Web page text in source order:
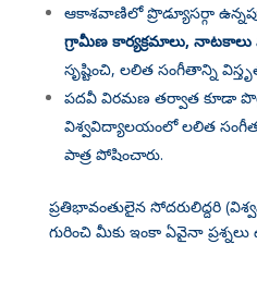
ఆకాశవాణిలో ప్రొడ్యూసర్గా
గ్రామీణ కార్యక్రమాలు, నాటకాలు
సృష్టించి, లలిత సంగీతాన్ని
పదవీ విరమణ తర్వాత కూడా
విశ్వవిద్యాలయంలో లలిత
పాత్ర పోషించారు.
ప్రతిభావంతులైన సోదరులిద్దరి
గురించి మీకు ఇంకా ఏవైనా